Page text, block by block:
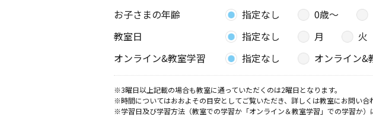
木 金 土
日
愛知県海部郡蟹江町源氏４丁目２０ ２階
須西教室
月 火 水 木 金 土
日
0歳～高校生
お子さまの年齢 指定なし 0歳〜
教室日
指定なし 月 火
オンライン&教室学習
指定なし オンライン&
※3曜日以上記載の場合も教室に通っていただくのは2曜日となります。
※時間についてはおおよその目安としてご覧いただき、詳しくは教室にお問い
※学習日及び学習方法（教室での学習か「オンライン＆教室学習」での学習か